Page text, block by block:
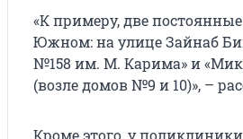
«К примеру, две
Южном: на улице Зайнаб
№158 им. М. Карима» и
(возле домов №9 и 10)», –
Кроме этого, у